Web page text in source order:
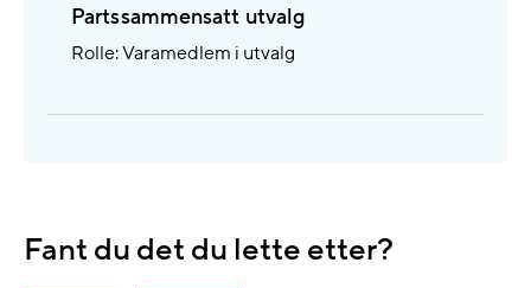
Partssammensatt utvalg
Rolle: Varamedlem i utvalg
Fant du det du lette etter?